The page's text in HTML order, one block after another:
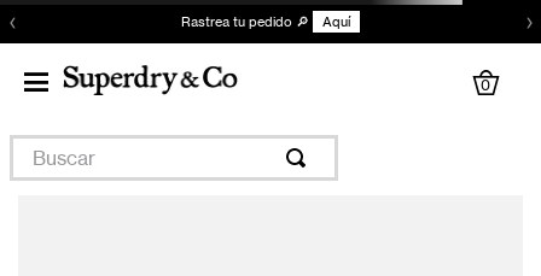
‹ Rastrea tu pedido 🔎 Aquí ›
0
Buscar